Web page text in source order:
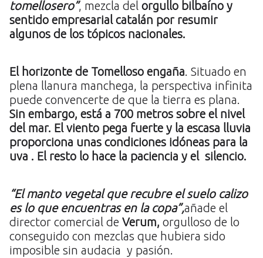
tomellosero”, mezcla del orgullo bilbaíno y
sentido empresarial catalán por resumir
algunos de los tópicos nacionales.
El horizonte de Tomelloso engaña. Situado en
plena llanura manchega, la perspectiva infinita
puede convencerte de que la tierra es plana.
Sin embargo, está a 700 metros sobre el nivel
del mar. El viento pega fuerte y la escasa lluvia
proporciona unas condiciones idóneas para la
uva . El resto lo hace la paciencia y el silencio.
“El manto vegetal que recubre el suelo calizo
es lo que encuentras en la copa”,añade el
director comercial de Verum, orgulloso de lo
conseguido con mezclas que hubiera sido
imposible sin audacia y pasión.